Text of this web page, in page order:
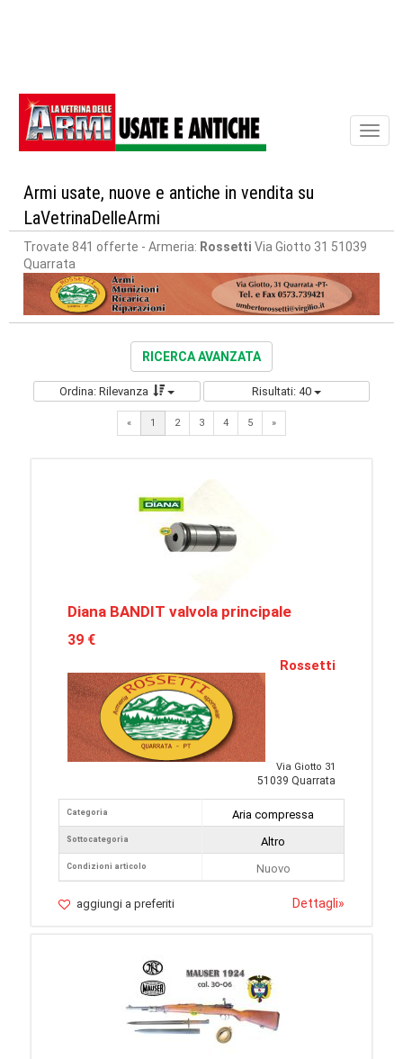
Armi usate, nuove e antiche in vendita su
LaVetrinaDelleArmi
Trovate 841 offerte - Armeria: Rossetti Via Giotto 31 51039
Quarrata
RICERCA AVANZATA
Ordina: Rilevanza Risultati: 40
« 1 2 3 4 5 »Next
Diana BANDIT valvola principale
39 €
Rossetti
Via Giotto 31
51039 Quarrata
Categoria
Sottocategoria
Condizioni articolo
Aria compressa
Altro
Nuovo
aggiungi a preferiti Dettagli»